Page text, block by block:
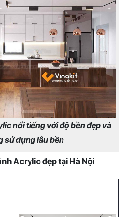
nổi tiếng với độ bền đẹp và
sử dụng lâu bền
Acrylic đẹp tại Hà Nội